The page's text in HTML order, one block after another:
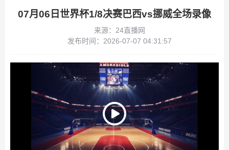
07月06日世界杯1/8决赛巴西vs挪威全场录像
来源：24直播网
发布时间：2026-07-07 04:31:57